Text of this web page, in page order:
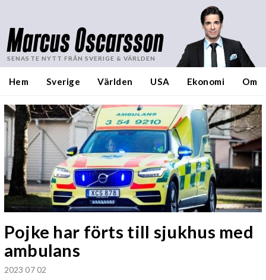
Marcus Oscarsson
SENASTE NYTT FRÅN SVERIGE & VÄRLDEN
Hem Sverige Världen USA Ekonomi Om
Pojke har förts till sjukhus med
ambulans
2023 07 02